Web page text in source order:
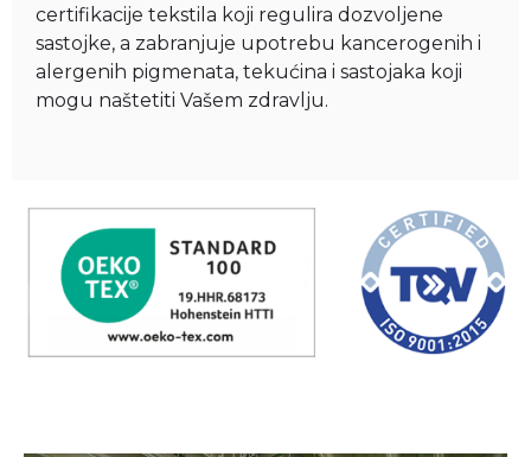
certifikacije tekstila koji regulira dozvoljene
sastojke, a zabranjuje upotrebu kancerogenih i
alergenih pigmenata, tekućina i sastojaka koji
mogu naštetiti Vašem zdravlju.